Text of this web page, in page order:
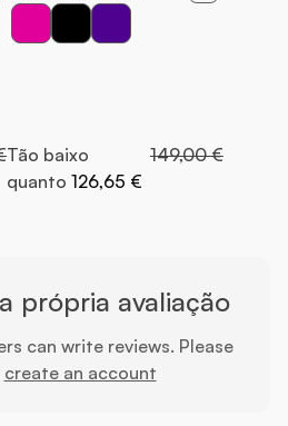
Tão baixo
quanto 126,65 €
Preço Normal
149,00 €
própria avaliação
can write reviews. Please
create an account